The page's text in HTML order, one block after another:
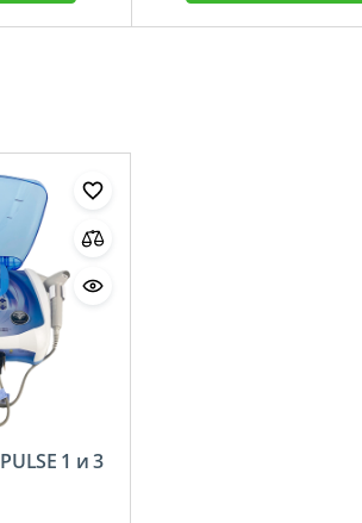
1 и 3